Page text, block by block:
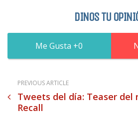
DINOS TU
0
PREVIOUS ARTICLE
Tweets del día: Teaser del
Recall